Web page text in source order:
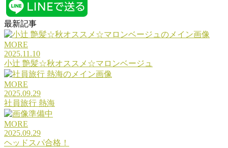
最新記事
MORE
2025.11.10
小辻 艶髪☆秋オススメ☆マロンベージュ
MORE
2025.09.29
社員旅行 熱海
MORE
2025.09.29
ヘッドスパ合格！